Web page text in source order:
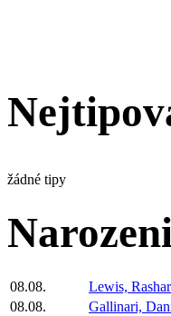
žádné tipy
08.08.
Lewis,
08.08.
Gallinari,